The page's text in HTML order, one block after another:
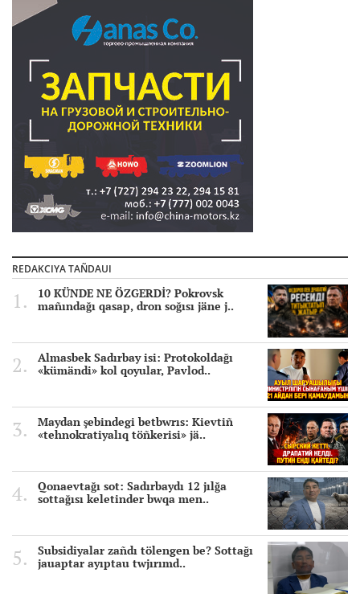
REDAKCIYA TAÑDAUI
10 KÜNDE NE ÖZGERDİ? Pokrovsk
mañındağı qasap, dron soğısı jäne j..
Almasbek Sadırbay isi: Protokoldağı
«kümändi» kol qoyular, Pavlod..
Maydan şebindegi betbwrıs: Kievtiñ
«tehnokratiyalıq töñkerisi» jä..
Qonaevtağı sot: Sadırbaydı 12 jılğa
sottağısı keletinder bwqa men..
Subsidiyalar zañdı tölengen be? Sottağı
jauaptar ayıptau twjırımd..